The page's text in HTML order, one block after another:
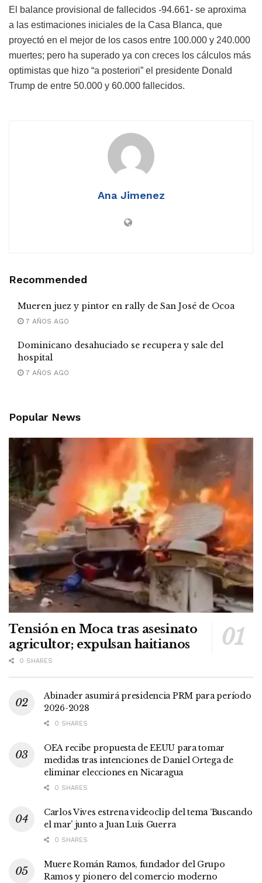
El balance provisional de fallecidos -94.661- se aproxima
a las estimaciones iniciales de la Casa Blanca, que
proyectó en el mejor de los casos entre 100.000 y 240.000
muertes; pero ha superado ya con creces los cálculos más
optimistas que hizo “a posteriori” el presidente Donald
Trump de entre 50.000 y 60.000 fallecidos.
Ana Jimenez
Recommended
Mueren juez y pintor en rally de San José de Ocoa
7 AÑOS AGO
Dominicano desahuciado se recupera y sale del
hospital
7 AÑOS AGO
Popular News
Tensión en Moca tras asesinato
agricultor; expulsan haitianos
0 SHARES
Abinader asumirá presidencia PRM para período
2026-2028
0 SHARES
OEA recibe propuesta de EEUU para tomar
medidas tras intenciones de Daniel Ortega de
eliminar elecciones en Nicaragua
0 SHARES
Carlos Vives estrena videoclip del tema ‘Buscando
el mar’ junto a Juan Luis Guerra
0 SHARES
Muere Román Ramos, fundador del Grupo
Ramos y pionero del comercio moderno